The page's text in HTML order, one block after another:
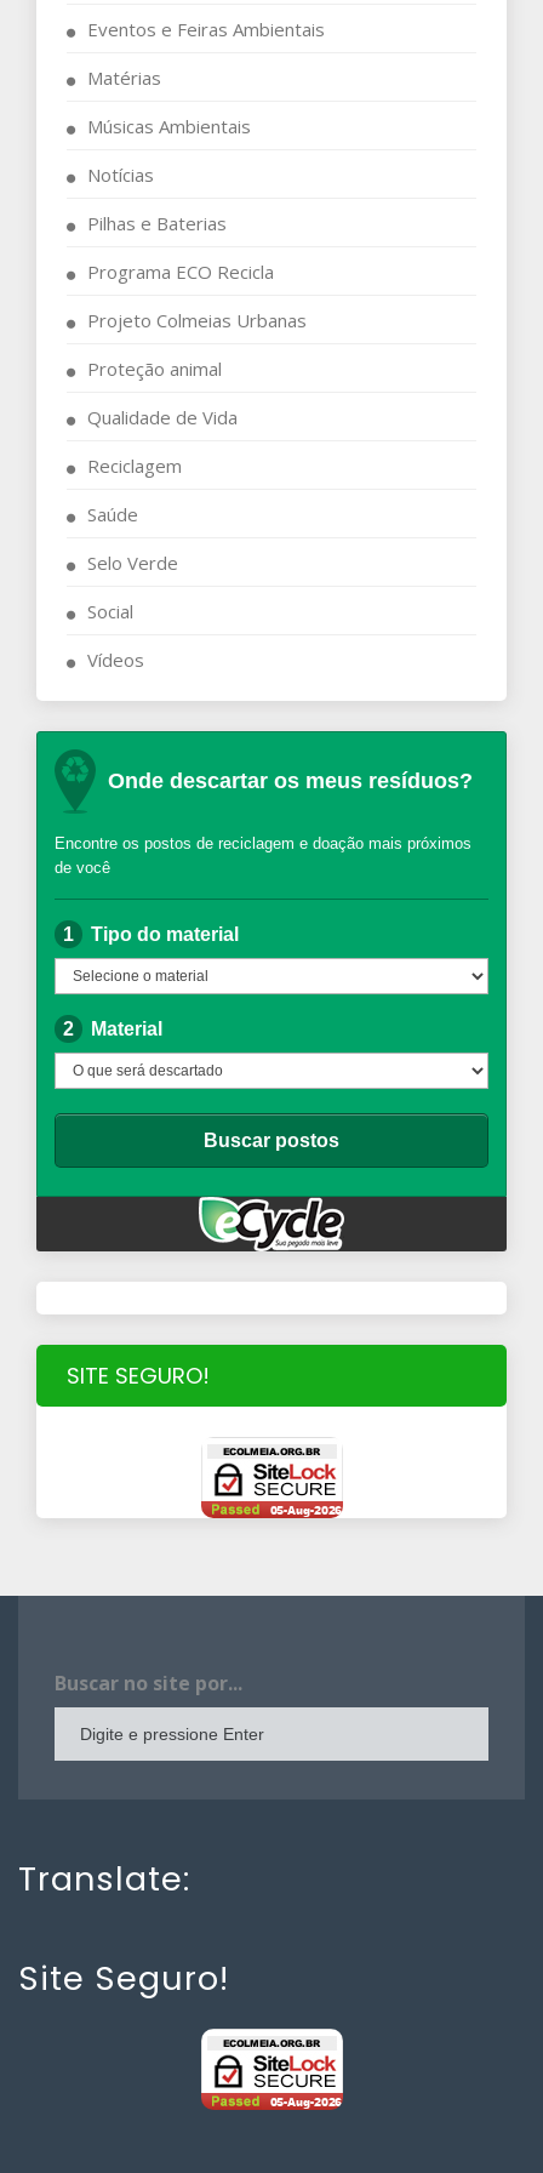
Eventos e Feiras Ambientais
Matérias
Músicas Ambientais
Notícias
Pilhas e Baterias
Programa ECO Recicla
Projeto Colmeias Urbanas
Proteção animal
Qualidade de Vida
Reciclagem
Saúde
Selo Verde
Social
Vídeos
SITE SEGURO!
Buscar no site por...
Translate:
Site Seguro!